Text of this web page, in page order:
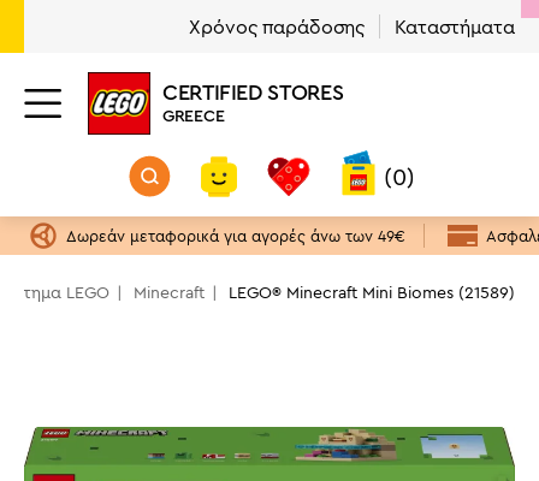
Χρόνος παράδοσης Καταστήματα
CERTIFIED STORES
GREECE
(0)
Δωρεάν μεταφορικά για αγορές άνω των 49€
LEGO Minecraft LEGO® Minecraft Mini Biomes (21589)